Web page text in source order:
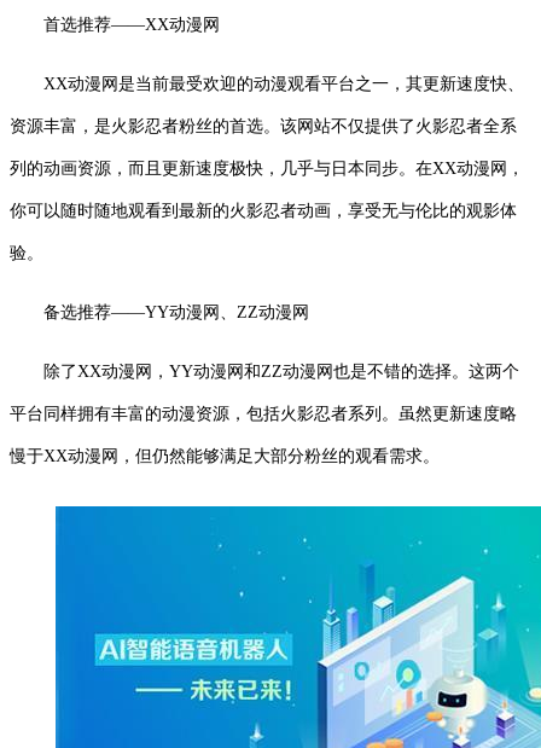
首选推荐——XX动漫网
XX动漫网是当前最受欢迎的动漫观看平台之一，其更新速度快、
资源丰富，是火影忍者粉丝的首选。该网站不仅提供了火影忍者全系
列的动画资源，而且更新速度极快，几乎与日本同步。在XX动漫网，
你可以随时随地观看到最新的火影忍者动画，享受无与伦比的观影体
验。
备选推荐——YY动漫网、ZZ动漫网
除了XX动漫网，YY动漫网和ZZ动漫网也是不错的选择。这两个
平台同样拥有丰富的动漫资源，包括火影忍者系列。虽然更新速度略
慢于XX动漫网，但仍然能够满足大部分粉丝的观看需求。